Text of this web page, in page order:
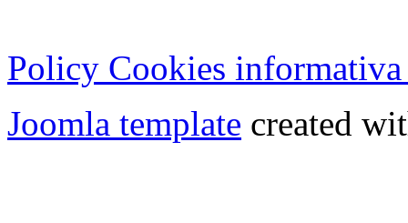
Policy Cookies informativa
Joomla template created